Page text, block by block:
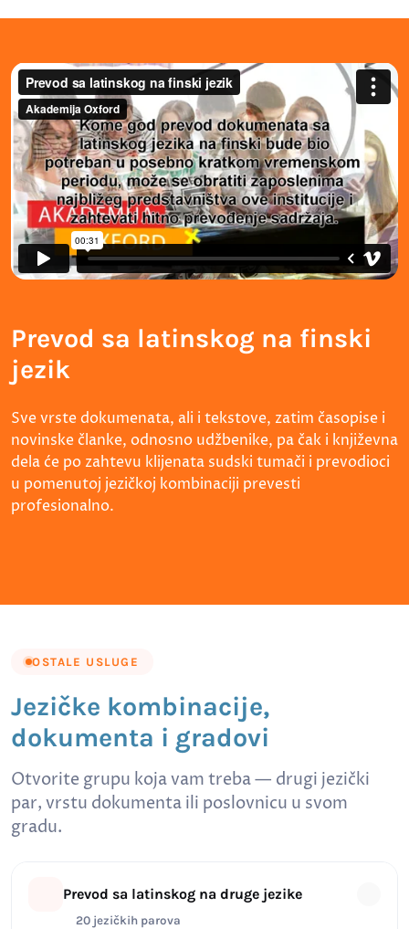
Prevod sa latinskog na finski
jezik
Sve vrste dokumenata, ali i tekstove, zatim časopise i
novinske članke, odnosno udžbenike, pa čak i književna
dela će po zahtevu klijenata sudski tumači i prevodioci
u pomenutoj jezičkoj kombinaciji prevesti
profesionalno.
OSTALE USLUGE
Jezičke kombinacije,
dokumenta i gradovi
Otvorite grupu koja vam treba — drugi jezički
par, vrstu dokumenta ili poslovnicu u svom
gradu.
Prevod sa latinskog na druge jezike
20 jezičkih parova